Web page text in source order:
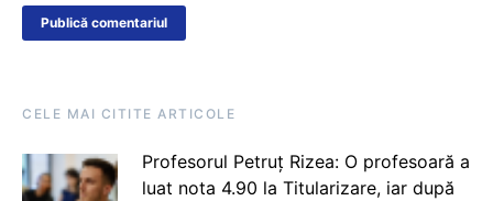
CELE MAI CITITE ARTICOLE
Profesorul Petruț Rizea: O profesoară a
luat nota 4.90 la Titularizare, iar după